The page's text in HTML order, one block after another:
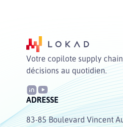
Votre copilote supply
décisions au quotidien.
ADRESSE
83-85 Boulevard Vincent